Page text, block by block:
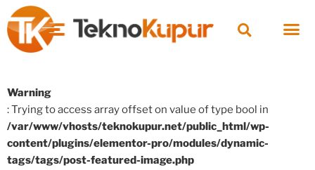
Warning
: Trying to access array offset on value of type bool in
/var/www/vhosts/teknokupur.net/public_html/wp-
content/plugins/elementor-pro/modules/dynamic-
tags/tags/post-featured-image.php